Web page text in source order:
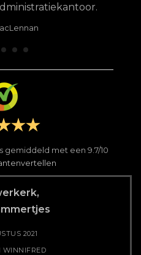
gemiddeld met een 9.7/10
2021
WINNIFRED